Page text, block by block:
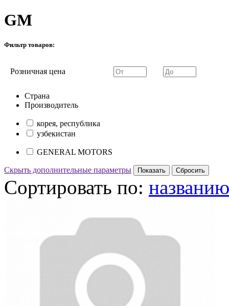
GM
Фильтр товаров:
Розничная цена
Страна
Производитель
корея, республика
узбекистан
GENERAL MOTORS
Скрыть дополнительные параметры
Сортировать по: